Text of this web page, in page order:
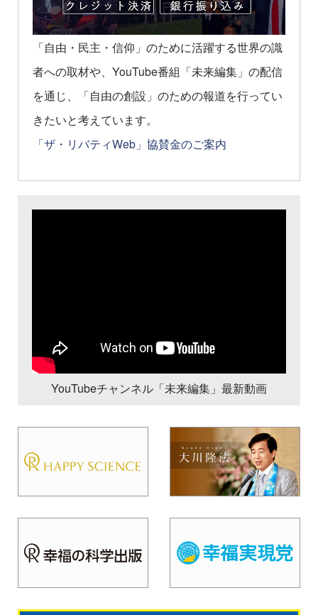
「自由・民主・信仰」のために活躍する世界の識
者への取材や、YouTube番組「未来編集」の配信
を通じ、「自由の創設」のための報道を行ってい
きたいと考えています。
「ザ・リバティWeb」協賛金のご案内
YouTubeチャンネル「未来編集」最新動画